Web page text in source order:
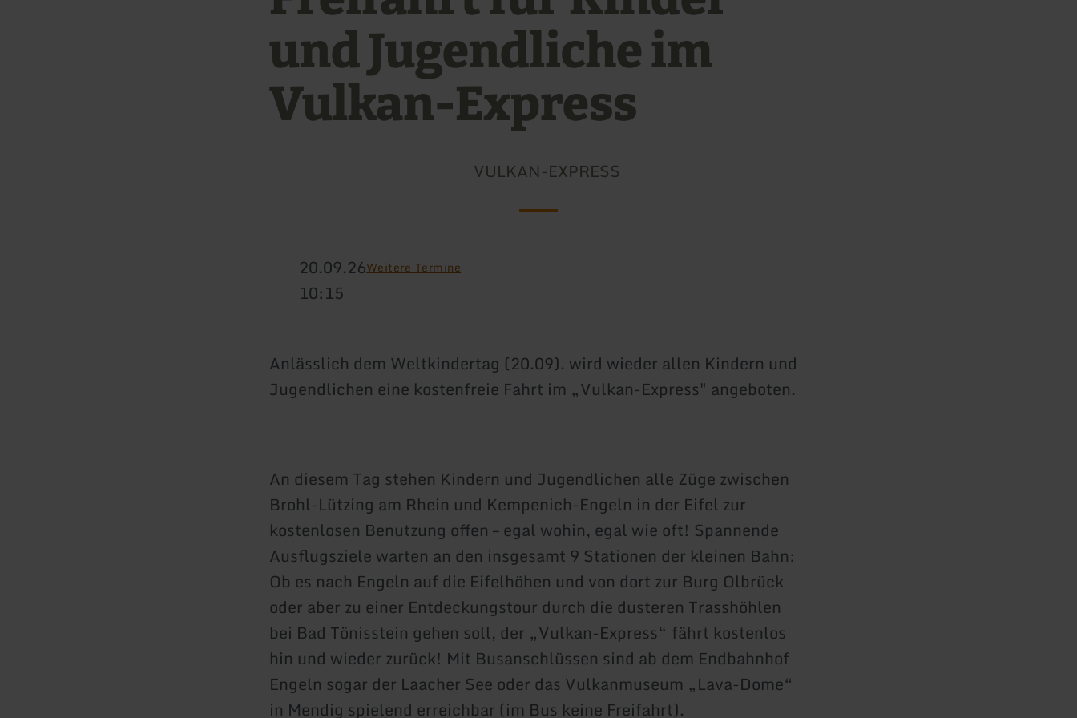
und Jugendliche im
Vulkan-Express
VULKAN-EXPRESS
20.09.26Weitere Termine
10:15
Anlässlich dem Weltkindertag (20.09). wird wieder allen Kindern und
Jugendlichen eine kostenfreie Fahrt im „Vulkan-Express" angeboten.
An diesem Tag stehen Kindern und Jugendlichen alle Züge zwischen
Brohl-Lützing am Rhein und Kempenich-Engeln in der Eifel zur
kostenlosen Benutzung offen – egal wohin, egal wie oft! Spannende
Ausflugsziele warten an den insgesamt 9 Stationen der kleinen Bahn:
Ob es nach Engeln auf die Eifelhöhen und von dort zur Burg Olbrück
oder aber zu einer Entdeckungstour durch die dusteren Trasshöhlen
bei Bad Tönisstein gehen soll, der „Vulkan-Express“ fährt kostenlos
hin und wieder zurück! Mit Busanschlüssen sind ab dem Endbahnhof
Engeln sogar der Laacher See oder das Vulkanmuseum „Lava-Dome“
in Mendig spielend erreichbar (im Bus keine Freifahrt).